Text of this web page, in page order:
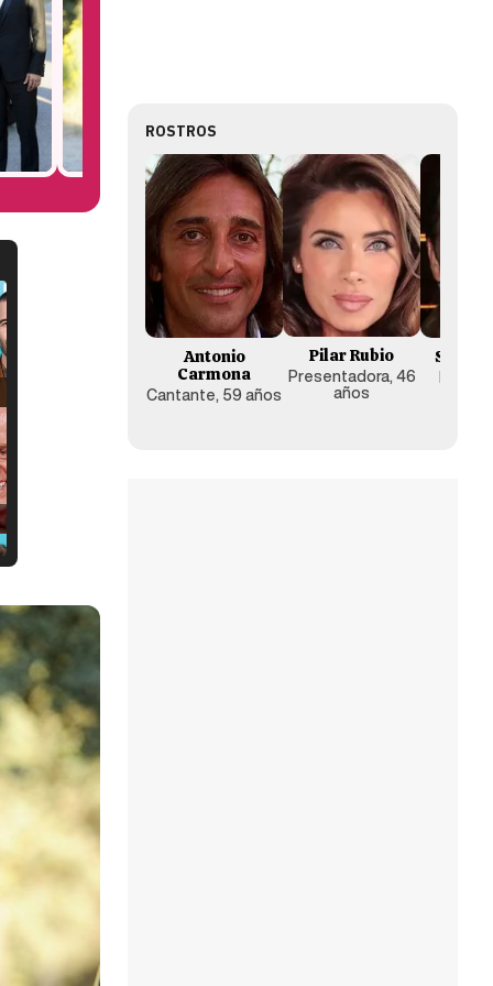
ROSTROS
Antonio
Carmona
Cantante, 59 años
Pilar Rubio
Presentadora, 46
años
Sergio